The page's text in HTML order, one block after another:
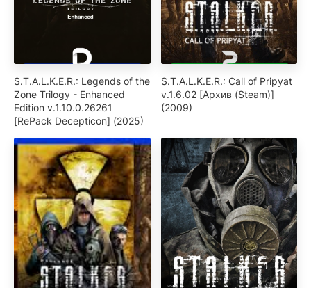
S.T.A.L.K.E.R.: Legends of the
Zone Trilogy - Enhanced
Edition v.1.10.0.26261
[RePack Decepticon] (2025)
S.T.A.L.K.E.R.: Call of Pripyat
v.1.6.02 [Архив (Steam)]
(2009)